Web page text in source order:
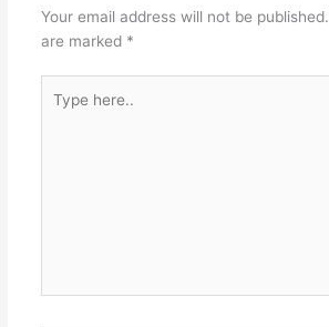
Your email address will not be published.
are marked *
here..